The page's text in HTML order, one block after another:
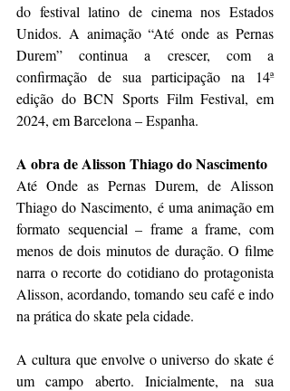
do festival latino de cinema nos Estados
Unidos. A animação “Até onde as Pernas
Durem” continua a crescer, com a
confirmação de sua participação na 14ª
edição do BCN Sports Film Festival, em
2024, em Barcelona – Espanha.
A obra de Alisson Thiago do Nascimento
Até Onde as Pernas Durem, de Alisson
Thiago do Nascimento, é uma animação em
formato sequencial – frame a frame, com
menos de dois minutos de duração. O filme
narra o recorte do cotidiano do protagonista
Alisson, acordando, tomando seu café e indo
na prática do skate pela cidade.
A cultura que envolve o universo do skate é
um campo aberto. Inicialmente, na sua